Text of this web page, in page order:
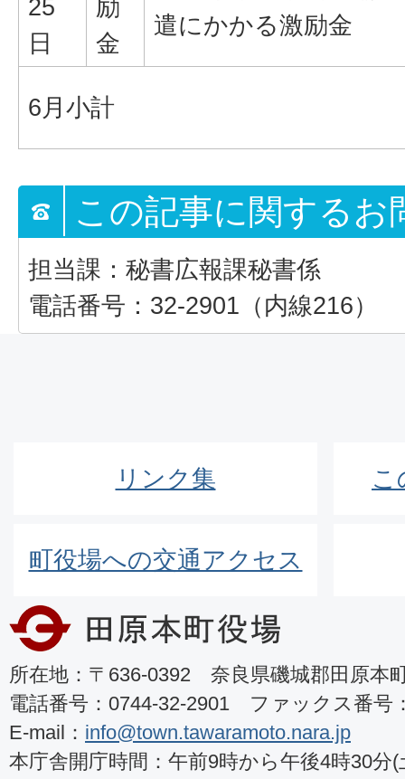
25
日
励
金
遣にかかる激励金
6月小計
この記事に関するお
担当課：秘書広報課秘書係
電話番号：32-2901（内線216）
リンク集 こ
町役場への交通アクセス
所在地：〒636-0392 奈良県磯城郡田原本
電話番号：0744-32-2901 ファックス番号
E-mail： info@town.tawaramoto.nara.jp
本庁舎開庁時間：午前9時から午後4時30分